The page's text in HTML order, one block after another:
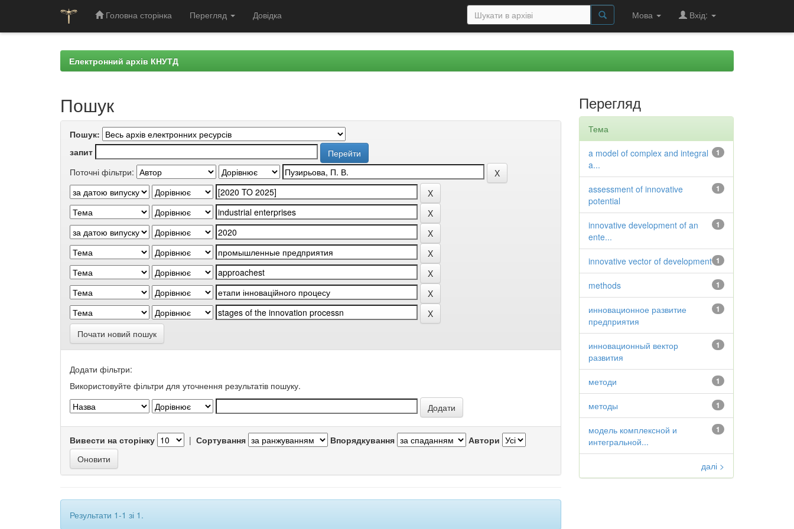
Головна сторінка Перегляд Довідка Мова Вхід:
Електронний архів КНУТД
Пошук
Пошук:
запит
Поточні фільтри:
Почати новий пошук
Додати фільтри:
Використовуйте фільтри для уточнення результатів пошуку.
Вивести на сторінку | Сортування Впорядкування Автори
Результати 1-1 зі 1.
Перегляд
Тема
1
a model of complex and integral
a...
1
assessment of innovative
potential
1
innovative development of an
ente...
1
innovative vector of development
1
methods
1
инновационное развитие
предприятия
1
инновационный вектор
развития
1
методи
1
методы
1
модель комплексной и
интегральной...
далі >